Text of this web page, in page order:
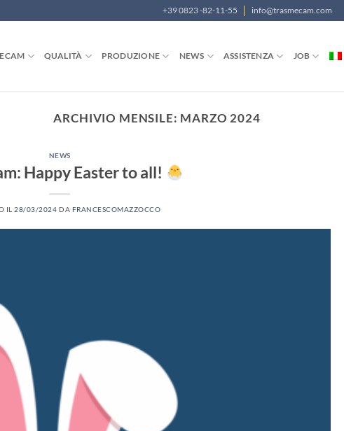
+39 0823 -82-11-55 info@trasmecam.com
QUALITÀ PRODUZIONE NEWS ASSISTENZA JOB
ARCHIVIO MENSILE: MARZO 2024
NEWS
Happy Easter to all!
IL28/03/2024 DA FRANCESCOMAZZOCCO